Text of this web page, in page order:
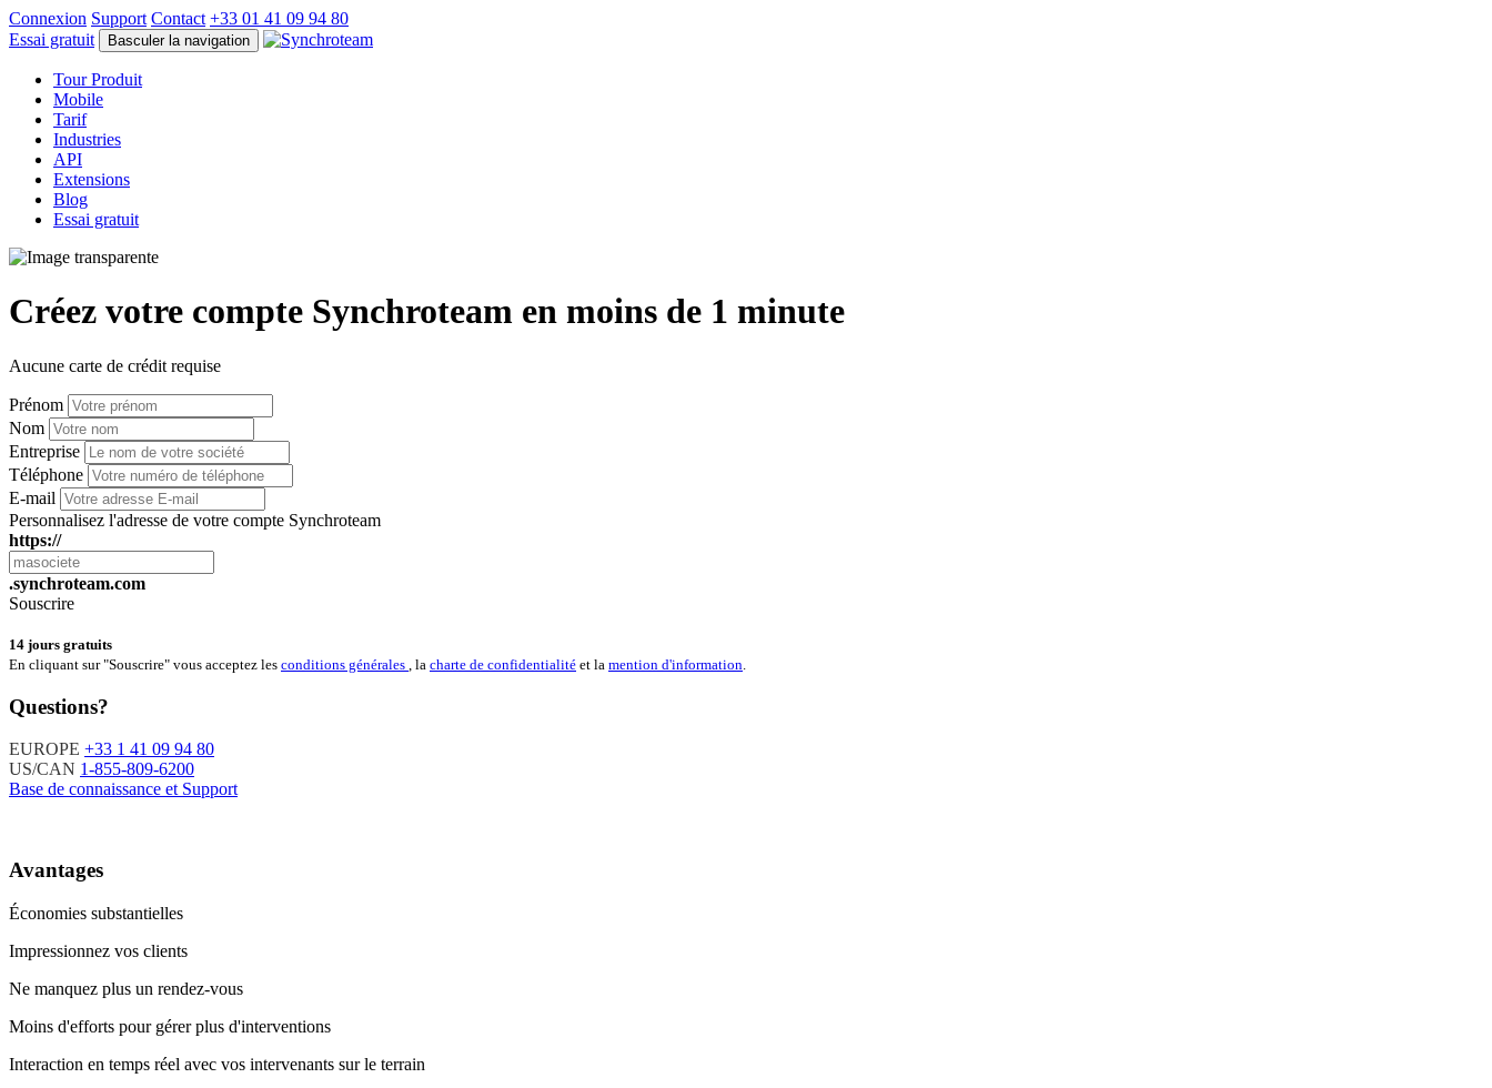
Connexion Support Contact +33 01 41 09 94 80
Essai gratuit
Basculer la navigation
Tour Produit
Mobile
Tarif
Industries
API
Extensions
Blog
Essai gratuit
Créez votre compte Synchroteam en moins de 1 minute
Aucune carte de crédit requise
Prénom
Nom
Entreprise
Téléphone
E-mail
Personnalisez l'adresse de votre compte Synchroteam
https://
.synchroteam.com
Souscrire
14 jours gratuits
En cliquant sur "Souscrire" vous acceptez les conditions générales , la charte de confidentialité et la mention d'information
Questions?
EUROPE +33 1 41 09 94 80
US/CAN 1-855-809-6200
Base de connaissance et Support
Avantages
Économies substantielles
Impressionnez vos clients
Ne manquez plus un rendez-vous
Moins d'efforts pour gérer plus d'interventions
Interaction en temps réel avec vos intervenants sur le terrain